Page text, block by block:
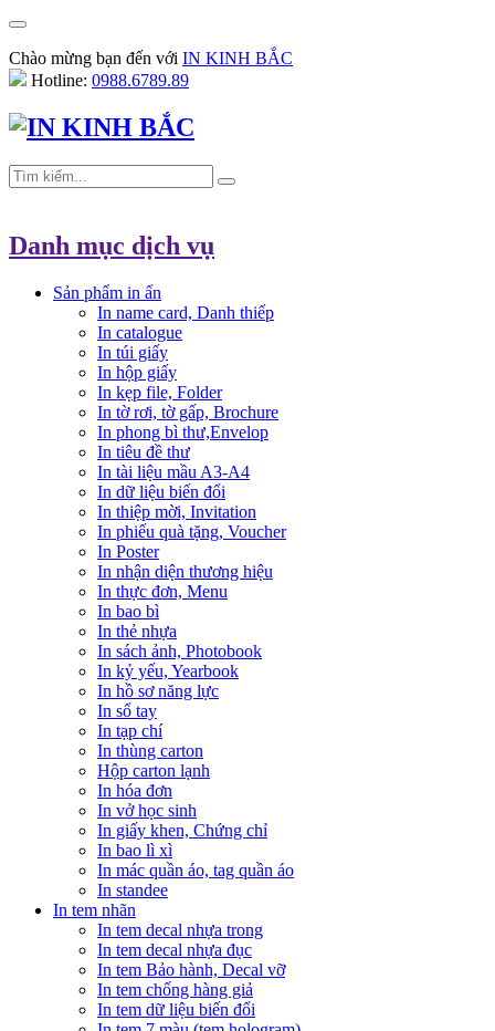
Chào mừng bạn đến với IN KINH BẮC
Hotline: 0988.6789.89
Danh mục dịch vụ
Sản phẩm in ấn
In name card, Danh thiếp
In catalogue
In túi giấy
In hộp giấy
In kẹp file, Folder
In tờ rơi, tờ gấp, Brochure
In phong bì thư,Envelop
In tiêu đề thư
In tài liệu mầu A3-A4
In dữ liệu biến đổi
In thiệp mời, Invitation
In phiếu quà tặng, Voucher
In Poster
In nhận diện thương hiệu
In thực đơn, Menu
In bao bì
In thẻ nhựa
In sách ảnh, Photobook
In kỷ yếu, Yearbook
In hồ sơ năng lực
In sổ tay
In tạp chí
In thùng carton
Hộp carton lạnh
In hóa đơn
In vở học sinh
In giấy khen, Chứng chỉ
In bao lì xì
In mác quần áo, tag quần áo
In standee
In tem nhãn
In tem decal nhựa trong
In tem decal nhựa đục
In tem Bảo hành, Decal vỡ
In tem chống hàng giả
In tem dữ liệu biến đổi